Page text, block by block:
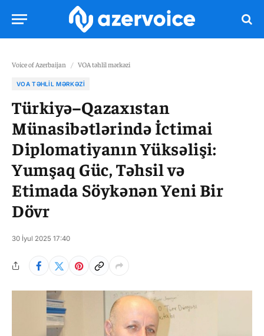
Voice of Azerbaijan / VOA təhlil mərkəzi
VOA TƏHLIL MƏRKƏZI
Türkiyə–Qazaxıstan
Münasibətlərində İctimai
Diplomatiyanın Yüksəlişi:
Yumşaq Güc, Təhsil və
Etimada Söykənən Yeni Bir
Dövr
30 İyul 2025 17:40